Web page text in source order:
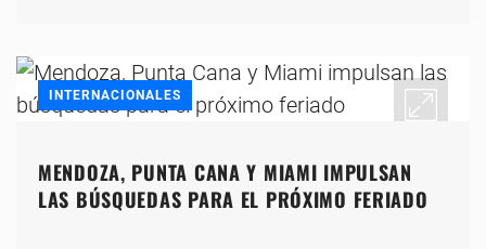
INTERNACIONALES
MENDOZA, PUNTA CANA Y MIAMI IMPULSAN
LAS BÚSQUEDAS PARA EL PRÓXIMO FERIADO